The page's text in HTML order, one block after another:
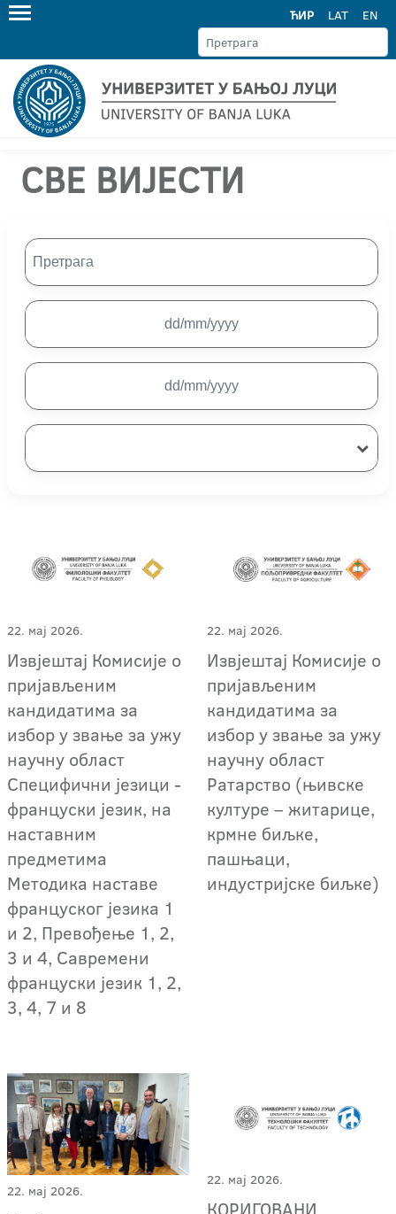
ЋИР LAT EN
СВЕ ВИЈЕСТИ
22. мај 2026.
Извјештај Комисије о
пријављеним
кандидатима за
избор у звање за ужу
научну област
Специфични језици -
француски језик, на
наставним
предметима
Методика наставе
француског језика 1
и 2, Превођење 1, 2,
3 и 4, Савремени
француски језик 1, 2,
3, 4, 7 и 8
22. мај 2026.
Извјештај Комисије о
пријављеним
кандидатима за
избор у звање за ужу
научну област
Ратарство (њивске
културе – житарице,
крмне биљке,
пашњаци,
индустријске биљке)
22. мај 2026.
22. мај 2026.
КОРИГОВАНИ